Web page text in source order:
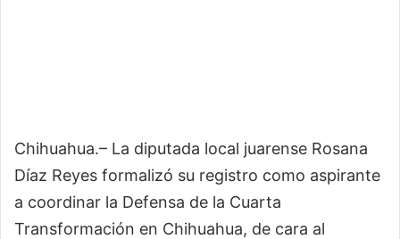
Chihuahua.– La diputada local juarense Rosana
Díaz Reyes formalizó su registro como aspirante
a coordinar la Defensa de la Cuarta
Transformación en Chihuahua, de cara al